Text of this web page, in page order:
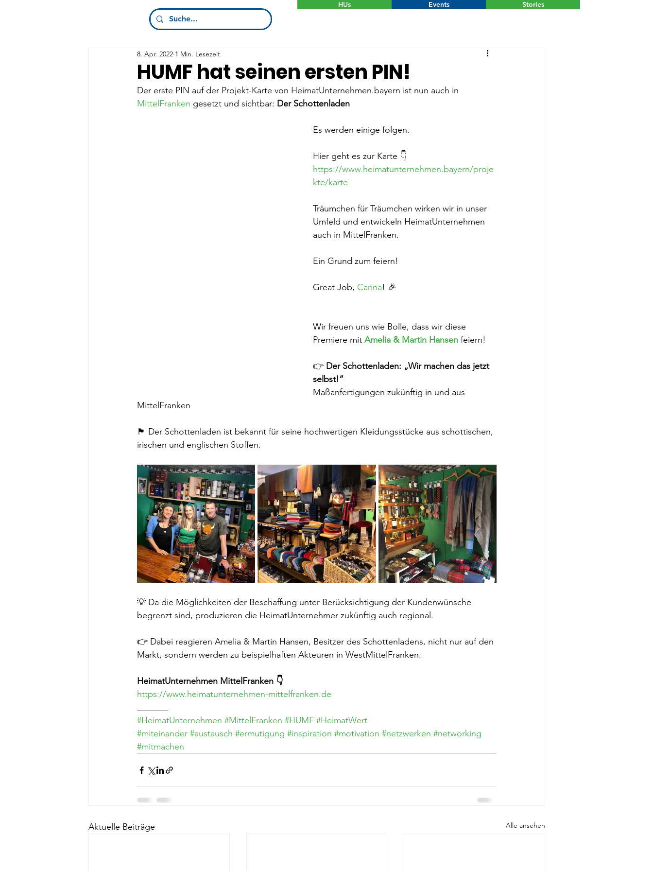
HUs Events Stories
HUMF hat seinen ersten PIN!
8. Apr. 2022 1 Min. Lesezeit
Der erste PIN auf der Projekt-Karte von HeimatUnternehmen.bayern ist nun auch in
MittelFranken gesetzt und sichtbar: Der Schottenladen
Es werden einige folgen.
Hier geht es zur Karte 👇
https://www.heimatunternehmen.bayern/proje
kte/karte
Träumchen für Träumchen wirken wir in unser
Umfeld und entwickeln HeimatUnternehmen
auch in MittelFranken.
Ein Grund zum feiern!
Great Job, Carina! 🎉
Wir freuen uns wie Bolle, dass wir diese
Premiere mit Amelia & Martin Hansen feiern!
👉 Der Schottenladen: „Wir machen das jetzt
selbst!“
Maßanfertigungen zukünftig in und aus
MittelFranken
🏴󠁧󠁢󠁳󠁣󠁴󠁿 Der Schottenladen ist bekannt für seine hochwertigen Kleidungsstücke aus schottischen,
irischen und englischen Stoffen.
💡 Da die Möglichkeiten der Beschaffung unter Berücksichtigung der Kundenwünsche
begrenzt sind, produzieren die HeimatUnternehmer zukünftig auch regional.
👉 Dabei reagieren Amelia & Martin Hansen, Besitzer des Schottenladens, nicht nur auf den
Markt, sondern werden zu beispielhaften Akteuren in WestMittelFranken.
HeimatUnternehmen MittelFranken 👇
https://www.heimatunternehmen-mittelfranken.de
#HeimatUnternehmen #MittelFranken #HUMF #HeimatWert
#miteinander #austausch #ermutigung #inspiration #motivation #netzwerken #networking
#mitmachen
Aktuelle Beiträge Alle ansehen